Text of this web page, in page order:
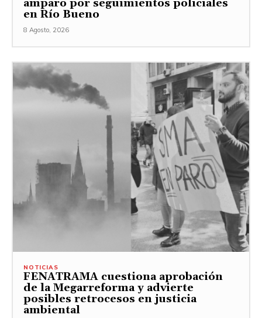
amparo por seguimientos policiales
en Río Bueno
8 Agosto, 2026
NOTICIAS
FENATRAMA cuestiona aprobación
de la Megarreforma y advierte
posibles retrocesos en justicia
ambiental